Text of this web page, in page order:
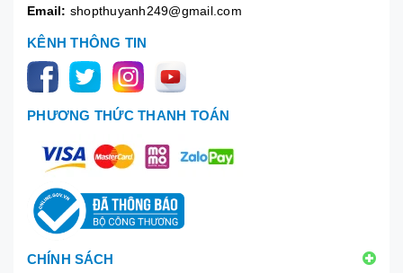
Email: shopthuyanh249@gmail.com
KÊNH THÔNG TIN
PHƯƠNG THỨC THANH TOÁN
CHÍNH SÁCH